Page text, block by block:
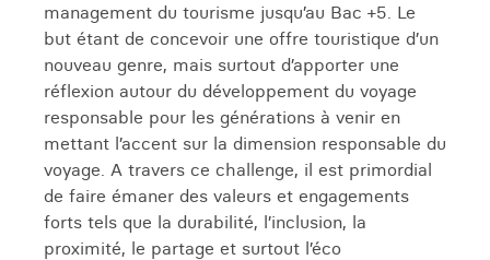
management du tourisme jusqu’au Bac +5. Le
but étant de concevoir une offre touristique d’un
nouveau genre, mais surtout d’apporter une
réflexion autour du développement du voyage
responsable pour les générations à venir en
mettant l’accent sur la dimension responsable du
voyage. A travers ce challenge, il est primordial
de faire émaner des valeurs et engagements
forts tels que la durabilité, l’inclusion, la
proximité, le partage et surtout l’éco